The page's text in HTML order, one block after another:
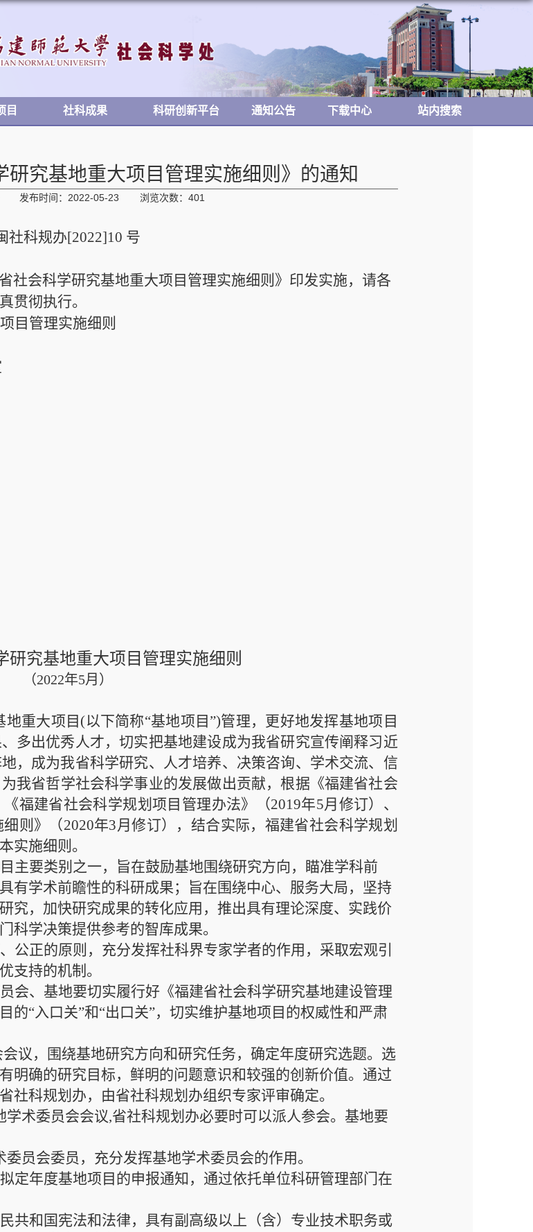
目 社科成果 科研创新平台 通知公告 下载中心 站内搜索
研究基地重大项目管理实施细则》的通知
发布时间：2022-05-23 浏览次数： 401
社科规办[2022]10 号
社会科学研究基地重大项目管理实施细则》 印发实施，请各
贯彻执行。
目管理实施细则
研究基地重大项目管理实施细则
（2022年5月）
重大项目 (以下简称“基地项目”)管理，更好地发挥基地项目
多出优秀人才，切实把基地建设成为我省研究宣传阐释习近
，成为我省科学研究、人才培养、决策咨询、学术交流、信
我省哲学社会科学事业的发展做出贡献，根据《福建省社会
《福建省社会科学规划项目管理办法》 （2019年5月修订） 、
则》
（2020年3月修订）
，结合实际，福建省社会科学规划
实施细则。
主要类别之一，旨在鼓励基地围绕研究方向，瞄准学科前
有学术前瞻性的科研成果；旨在围绕中心、服务大局，坚持
究，加快研究成果的转化应用，推出具有理论深度、实践价
科学决策提供参考的智库成果。
公正的原则，充分发挥社科界专家学者的作用，采取宏观引
支持的机制。
会、基地要切实履行好 《福建省社会科学研究基地建设管理
的“入口关”和“出口关”，切实维护基地项目的权威性和严肃
议，围绕基地研究方向和研究任务，确定年度研究选题。选
明确的研究目标，鲜明的问题意识和较强的创新价值。通过
社科规划办，由省社科规划办组织专家评审确定。
学术委员会会议,省社科规划办必要时可以派人参会。基地要
员会委员，充分发挥基地学术委员会的作用。
定年度基地项目的申报通知，通过依托单位科研管理部门在
共和国宪法和法律，具有副高级以上（含）专业技术职务或